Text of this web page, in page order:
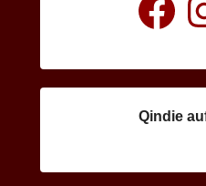
Qindie